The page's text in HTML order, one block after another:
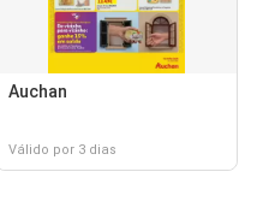
Auchan
Válido por 3 dias